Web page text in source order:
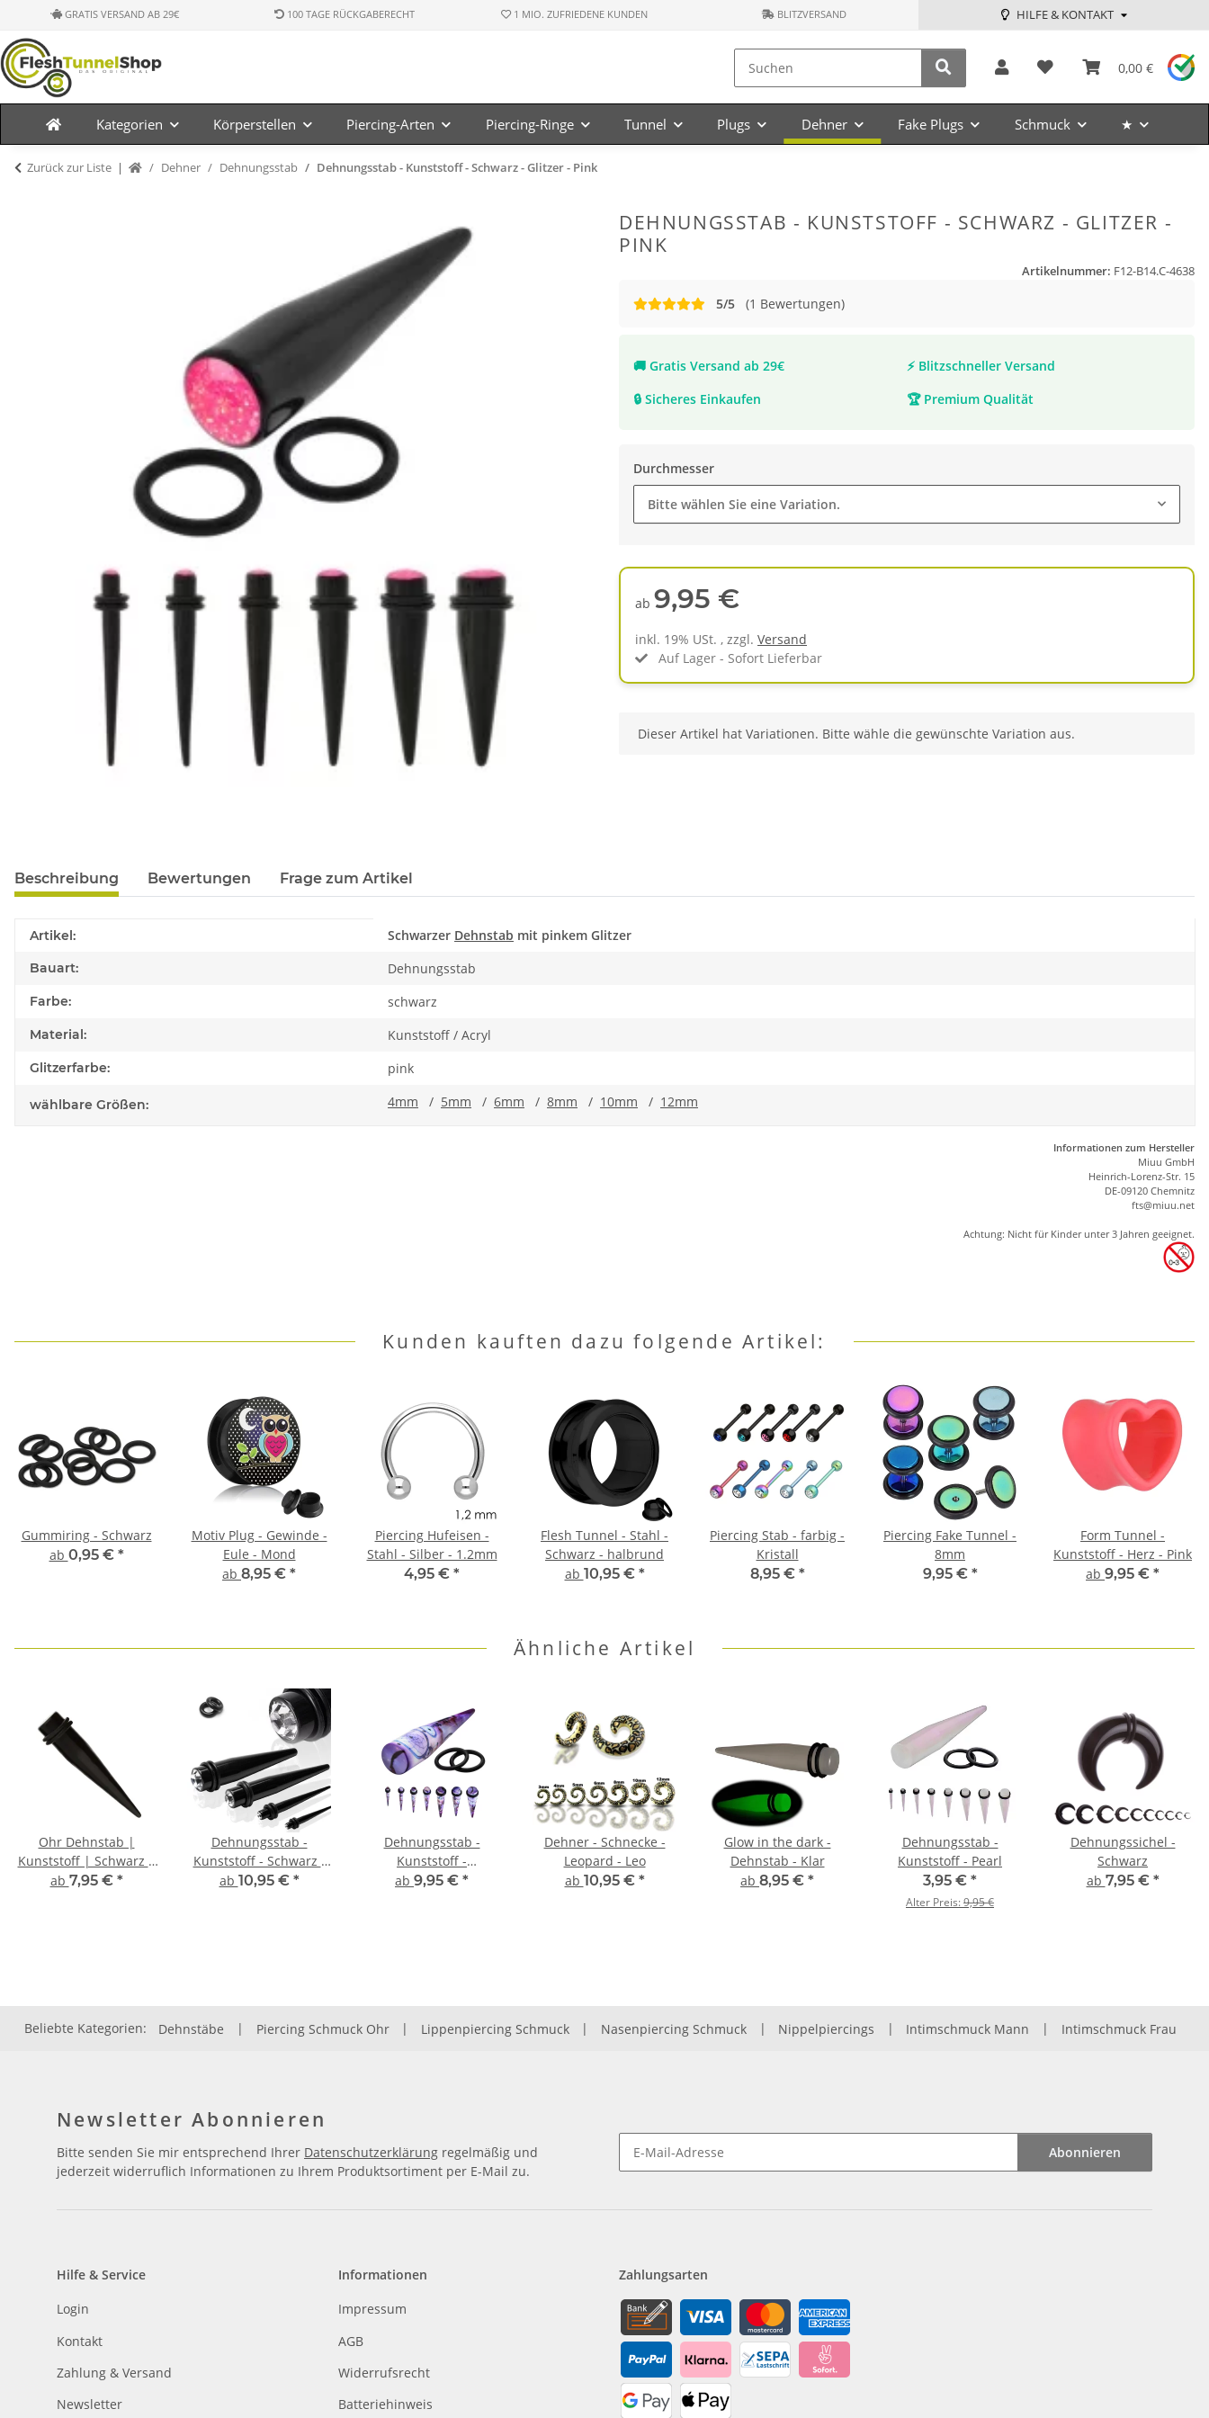
GRATIS VERSAND AB 29€ 100 TAGE RÜCKGABERECHT 1 MIO. ZUFRIEDENE KUNDEN BLITZVERSAND HILFE & KONTAKT
0,00 €
Kategorien Körperstellen Piercing-Arten Piercing-Ringe Tunnel Plugs Dehner Fake Plugs Schmuck ★
Zurück zur Liste Dehner Dehnungsstab Dehnungsstab - Kunststoff - Schwarz - Glitzer - Pink
DEHNUNGSSTAB - KUNSTSTOFF - SCHWARZ - GLITZER -
PINK
Artikelnummer: F12-B14.C-4638
5/5 (1 Bewertungen)
🚚 Gratis Versand ab 29€ ⚡ Blitzschneller Versand
🔒 Sicheres Einkaufen 🏆 Premium Qualität
Durchmesser
Bitte wählen Sie eine Variation.
ab 9,95 €
inkl. 19% USt. , zzgl. Versand
Auf Lager - Sofort Lieferbar
x
Dieser Artikel hat Variationen. Bitte wähle die gewünschte Variation aus.
Beschreibung Bewertungen Frage zum Artikel
Produkteigenschaft
Wert
Artikel: Schwarzer Dehnstab mit pinkem Glitzer
Bauart: Dehnungsstab
Farbe: schwarz
Material: Kunststoff / Acryl
Glitzerfarbe: pink
wählbare Größen: 4mm / 5mm / 6mm / 8mm / 10mm / 12mm
Informationen zum Hersteller
Miuu GmbH
Heinrich-Lorenz-Str. 15
DE-09120 Chemnitz
fts@miuu.net
Achtung: Nicht für Kinder unter 3 Jahren geeignet.
Kunden kauften dazu folgende Artikel:
Gummiring - Schwarz
ab 0,95 € *
Motiv Plug - Gewinde -
Eule - Mond
ab 8,95 € *
Piercing Hufeisen -
Stahl - Silber - 1.2mm
4,95 € *
Flesh Tunnel - Stahl -
Schwarz - halbrund
ab 10,95 € *
Piercing Stab - farbig -
Kristall
8,95 € *
Piercing Fake Tunnel -
8mm
9,95 € *
Form Tunnel -
Kunststoff - Herz - Pink
ab 9,95 € *
Ähnliche Artikel
Ohr Dehnstab |
Kunststoff | Schwarz |
Ohrloch Expander
ab 7,95 € *
Dehnungsstab -
Kunststoff - Schwarz -
Kristall
ab 10,95 € *
Dehnungsstab -
Kunststoff -
Traumfänger
ab 9,95 € *
Dehner - Schnecke -
Leopard - Leo
ab 10,95 € *
Glow in the dark -
Dehnstab - Klar
ab 8,95 € *
Dehnungsstab -
Kunststoff - Pearl
3,95 € *
Alter Preis:9,95 €
Dehnungssichel -
Schwarz
ab 7,95 € *
Beliebte Kategorien: Dehnstäbe | Piercing Schmuck Ohr | Lippenpiercing Schmuck | Nasenpiercing Schmuck | Nippelpiercings | Intimschmuck Mann | Intimschmuck Frau
Newsletter Abonnieren
Bitte senden Sie mir entsprechend Ihrer Datenschutzerklärung regelmäßig und
jederzeit widerruflich Informationen zu Ihrem Produktsortiment per E-Mail zu.
Abonnieren
Hilfe & Service
Login
Kontakt
Zahlung & Versand
Newsletter
Informationen
Impressum
AGB
Widerrufsrecht
Batteriehinweis
Zahlungsarten